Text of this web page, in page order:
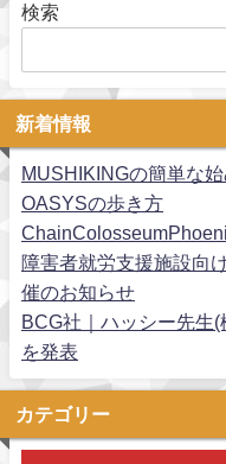
検索
新着情報
MUSHIKINGの簡単な
OASYSの歩き方
障害者就労支援施設向
催のお知らせ
BCG社｜ハッシー先生
を発表
カテゴリー